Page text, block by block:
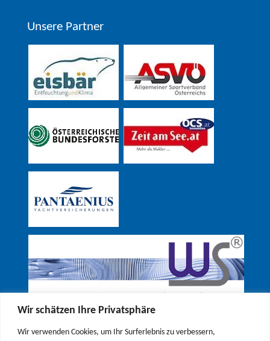
Wir schätzen Ihre Privatsphäre
Wir verwenden Cookies, um Ihr Surferlebnis zu verbessern,
Unsere Partner